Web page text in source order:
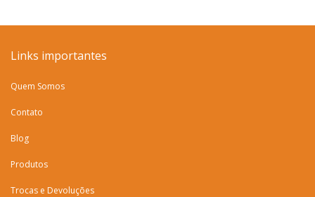
Links importantes
Quem Somos
Contato
Blog
Produtos
Trocas e Devoluções